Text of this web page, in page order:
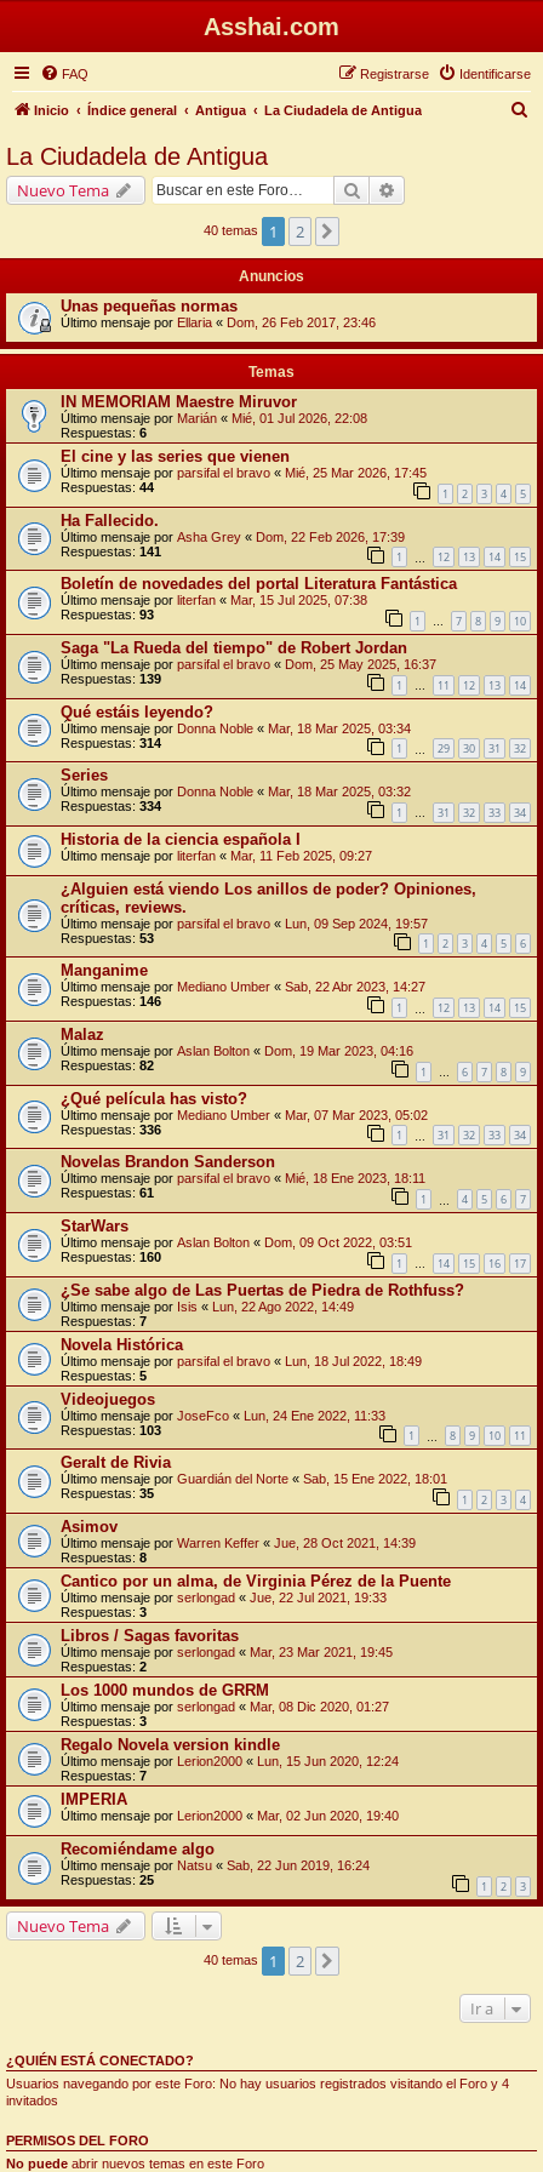
Asshai.com
FAQ Identificarse
Registrarse
Inicio Índice general Antigua La Ciudadela de Antigua
La Ciudadela de Antigua
Nuevo Tema Buscar
40 temas 1 2
Anuncios
Unas pequeñas normas
Último mensaje por Ellaria « Dom, 26 Feb 2017, 23:46
Temas
IN MEMORIAM Maestre Miruvor
Último mensaje por Marián « Mié, 01 Jul 2026, 22:08
Respuestas: 6
El cine y las series que vienen
Último mensaje por parsifal el bravo « Mié, 25 Mar 2026, 17:45
Respuestas: 44 1 2 3 4 5
Ha Fallecido.
Último mensaje por Asha Grey « Dom, 22 Feb 2026, 17:39
Respuestas: 141 1 12 13 14 15
Boletín de novedades del portal Literatura Fantástica
Último mensaje por literfan « Mar, 15 Jul 2025, 07:38
Respuestas: 93 1 … 7 8 9 10
Saga "La Rueda del tiempo" de Robert Jordan
Último mensaje por parsifal el bravo « Dom, 25 May 2025, 16:37
Respuestas: 139 1 … 11 12 13 14
Qué estáis leyendo?
Último mensaje por Donna Noble « Mar, 18 Mar 2025, 03:34
Respuestas: 314 1 29 30 31 32
Series
Último mensaje por Donna Noble « Mar, 18 Mar 2025, 03:32
Respuestas: 334 1 … 31 32 33 34
Historia de la ciencia española I
Último mensaje por literfan « Mar, 11 Feb 2025, 09:27
¿Alguien está viendo Los anillos de poder? Opiniones,
críticas, reviews.
Último mensaje por parsifal el bravo « Lun, 09 Sep 2024, 19:57
Respuestas: 53 1 2 3 4 5 6
Manganime
Último mensaje por Mediano Umber « Sab, 22 Abr 2023, 14:27
Respuestas: 146 1 12 13 14 15
Malaz
Último mensaje por Aslan Bolton « Dom, 19 Mar 2023, 04:16
Respuestas: 82 1 … 6 7 8 9
¿Qué película has visto?
Último mensaje por Mediano Umber « Mar, 07 Mar 2023, 05:02
Respuestas: 336 1 31 32 33 34
Novelas Brandon Sanderson
Último mensaje por parsifal el bravo « Mié, 18 Ene 2023, 18:11
Respuestas: 61 1 4 5 6 7
StarWars
Último mensaje por Aslan Bolton « Dom, 09 Oct 2022, 03:51
Respuestas: 160 1 … 14 15 16 17
¿Se sabe algo de Las Puertas de Piedra de Rothfuss?
Último mensaje por Isis « Lun, 22 Ago 2022, 14:49
Respuestas: 7
Novela Histórica
Último mensaje por parsifal el bravo « Lun, 18 Jul 2022, 18:49
Respuestas: 5
Videojuegos
Último mensaje por JoseFco « Lun, 24 Ene 2022, 11:33
Respuestas: 103 1 8 9 10 11
Geralt de Rivia
Último mensaje por Guardián del Norte « Sab, 15 Ene 2022, 18:01
Respuestas: 35 1 2 3 4
Asimov
Último mensaje por Warren Keffer « Jue, 28 Oct 2021, 14:39
Respuestas: 8
Cantico por un alma, de Virginia Pérez de la Puente
Último mensaje por serlongad « Jue, 22 Jul 2021, 19:33
Respuestas: 3
Libros / Sagas favoritas
Último mensaje por serlongad « Mar, 23 Mar 2021, 19:45
Respuestas: 2
Los 1000 mundos de GRRM
Último mensaje por serlongad « Mar, 08 Dic 2020, 01:27
Respuestas: 3
Regalo Novela version kindle
Último mensaje por Lerion2000 « Lun, 15 Jun 2020, 12:24
Respuestas: 7
IMPERIA
Último mensaje por Lerion2000 « Mar, 02 Jun 2020, 19:40
Recomiéndame algo
Último mensaje por Natsu « Sab, 22 Jun 2019, 16:24
Respuestas: 25 1 2 3
Nuevo Tema
40 temas 1 2
Ir a
¿QUIÉN ESTÁ CONECTADO?
Usuarios navegando por este Foro: No hay usuarios registrados visitando el Foro y 4
invitados
PERMISOS DEL FORO
No puede abrir nuevos temas en este Foro